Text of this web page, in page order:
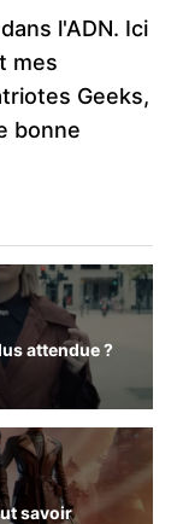
l'ADN. Ici
mes
Geeks,
bonne
attendue ?
savoir